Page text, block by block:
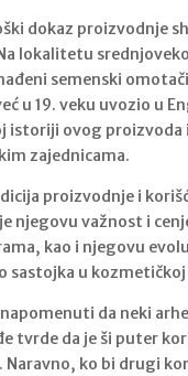
dokaz proizvodnje
lokalitetu
semenski
u 19. veku uvozio u
istoriji ovog proizvoda
zajednicama.
proizvodnje i
njegovu važnost i
kao i njegovu
sastojka u
da neki
tvrde da je ši puter
ko bi drugi